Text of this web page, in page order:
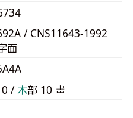
/ CNS11643-1992
面
/⽊部 10 畫